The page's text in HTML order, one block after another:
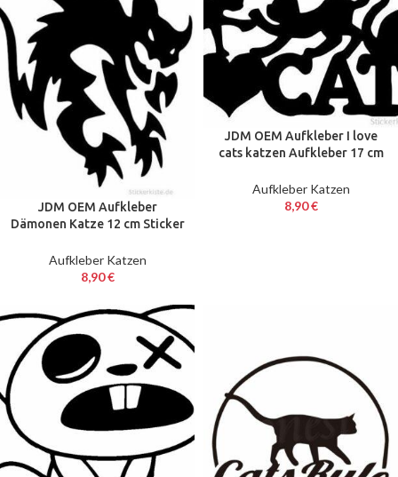
JDM OEM Aufkleber
Dämonen Katze 12 cm Sticker
Aufkleber Katzen
8,90€
JDM OEM Aufkleber I love
cats katzen Aufkleber 17 cm
Aufkleber Katzen
8,90€